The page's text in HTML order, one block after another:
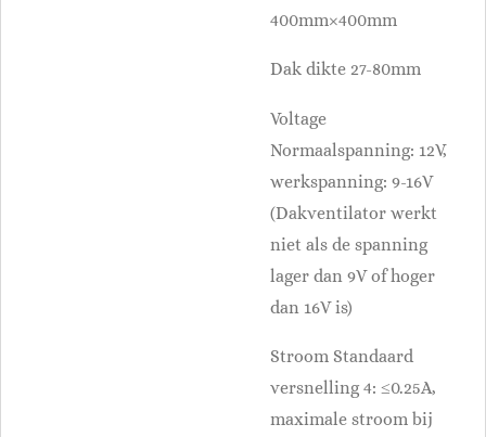
400mm×400mm
Dak dikte 27-80mm
Voltage
Normaalspanning: 12V,
werkspanning: 9-16V
(Dakventilator werkt
niet als de spanning
lager dan 9V of hoger
dan 16V is)
Stroom Standaard
versnelling 4: ≤0.25A,
maximale stroom bij